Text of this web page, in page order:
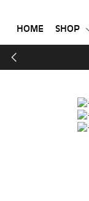
HOME SHOP
HOME